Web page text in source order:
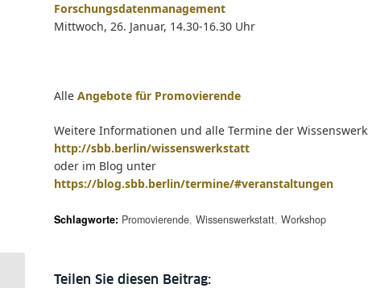
Forschungsdatenmanagement
Mittwoch, 26. Januar, 14.30-16.30 Uhr
Alle Angebote für Promovierende
Weitere Informationen und alle Termine der
http://sbb.berlin/wissenswerkstatt
oder im Blog unter
https://blog.sbb.berlin/termine/#veranstaltungen
Schlagworte: Promovierende, Wissenswerkstatt, Workshop
Zentrale Servicetheke